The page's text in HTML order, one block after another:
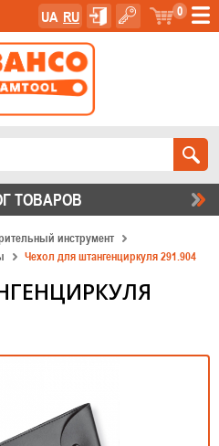
0
UA RU
инструмент
Чехол для штангенциркуля 291.904
ТОВАРОВ